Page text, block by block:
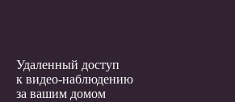
Удаленный доступ
к видео-наблюдению
за вашим домом